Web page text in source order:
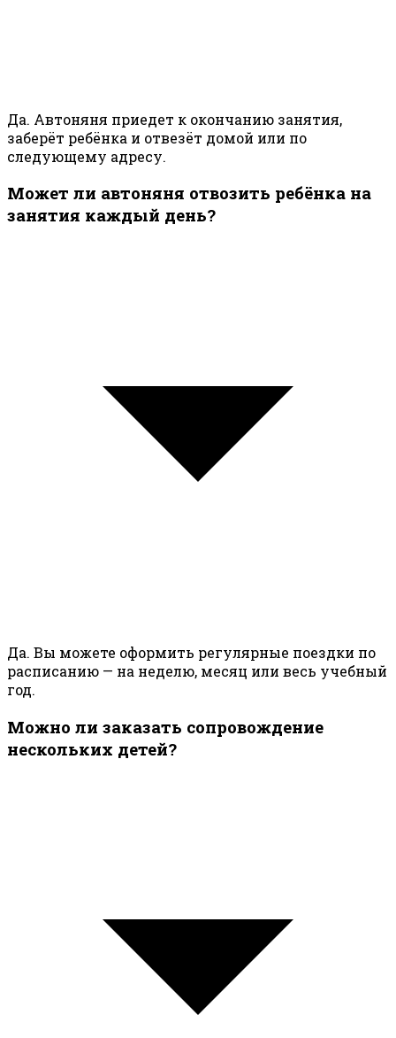
Да. Автоняня приедет к окончанию занятия,
заберёт ребёнка и отвезёт домой или по
следующему адресу.
Может ли автоняня отвозить ребёнка на
занятия каждый день?
Да. Вы можете оформить регулярные поездки по
расписанию — на неделю, месяц или весь учебный
год.
Можно ли заказать сопровождение
нескольких детей?